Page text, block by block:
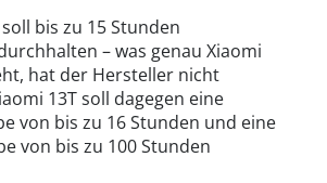
bis zu 15 Stunden
– was genau Xiaomi
hat der Hersteller nicht
13T soll dagegen eine
von bis zu 16 Stunden und eine
von bis zu 100 Stunden